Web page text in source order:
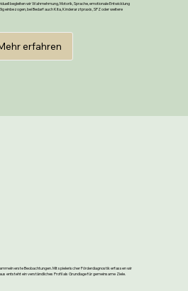
begleiten wir Wahrnehmung, Motorik, Sprache, emotionale Entwicklung
einbezogen, bei Bedarf auch Kita, Kinderarztpraxis, SPZ oder weitere
erfahren
erste Beobachtungen. Mit spielerischer Förderdiagnostik erfassen wir
entsteht ein verständliches Profil als Grundlage für gemeinsame Ziele.